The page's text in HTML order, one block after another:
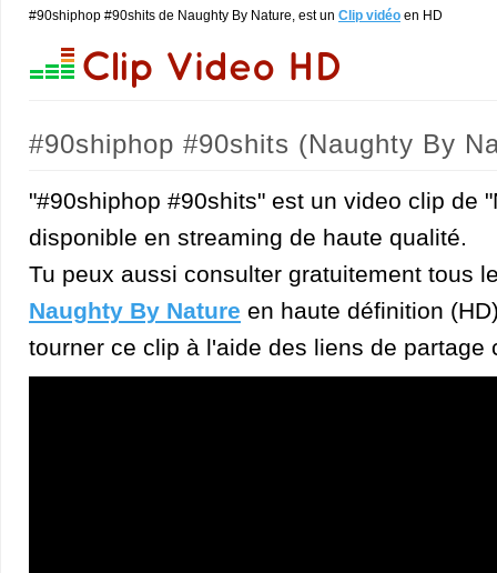
#90shiphop #90shits de Naughty By Nature, est un Clip vidéo en HD
#90shiphop #90shits (Naughty By
"#90shiphop #90shits" est un video clip de
disponible en streaming de haute qualité.
Tu peux aussi consulter gratuitement tous
Naughty By Nature en haute définition
tourner ce clip à l'aide des liens de partage